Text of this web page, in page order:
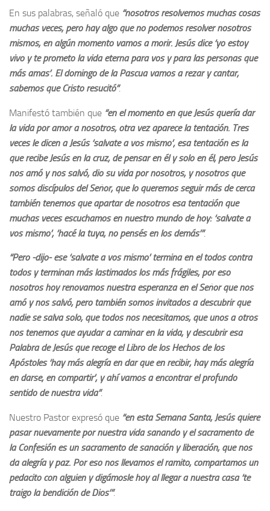
En sus palabras, señaló que “nosotros resolvemos muchas cosas
muchas veces, pero hay algo que no podemos resolver nosotros
mismos, en algún momento vamos a morir. Jesús dice ‘yo estoy
vivo y te prometo la vida eterna para vos y para las personas que
más amas’. El domingo de la Pascua vamos a rezar y cantar,
sabemos que Cristo resucitó”.
Manifestó también que “en el momento en que Jesús quería dar
la vida por amor a nosotros, otra vez aparece la tentación. Tres
veces le dicen a Jesús ‘salvate a vos mismo’; esa tentación es la
que recibe Jesús en la cruz, de pensar en él y solo en él, pero Jesús
nos amó y nos salvó, dio su vida por nosotros, y nosotros que
somos discípulos del Señor, que lo queremos seguir más de cerca
también tenemos que apartar de nosotros esa tentación que
muchas veces escuchamos en nuestro mundo de hoy: ‘salvate a
vos mismo’, ‘hacé la tuya, no pensés en los demás’”.
“Pero -dijo- ese ‘salvate a vos mismo’ termina en el todos contra
todos y terminan más lastimados los más frágiles, por eso
nosotros hoy renovamos nuestra esperanza en el Señor que nos
amó y nos salvó, pero también somos invitados a descubrir que
nadie se salva solo, que todos nos necesitamos, que unos a otros
nos tenemos que ayudar a caminar en la vida, y descubrir esa
Palabra de Jesús que recoge el Libro de los Hechos de los
Apóstoles ‘hay más alegría en dar que en recibir, hay más alegría
en darse, en compartir’, y ahí vamos a encontrar el profundo
sentido de nuestra vida”.
Nuestro Pastor expresó que “en esta Semana Santa, Jesús quiere
pasar nuevamente por nuestra vida sanando y el sacramento de
la Confesión es un sacramento de sanación y liberación, que nos
da alegría y paz. Por eso nos llevamos el ramito, compartamos un
pedacito con alguien y digámosle hoy al llegar a nuestra casa ‘te
traigo la bendición de Dios’”.